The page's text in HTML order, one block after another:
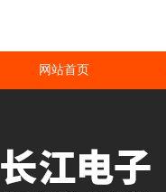
网站首页